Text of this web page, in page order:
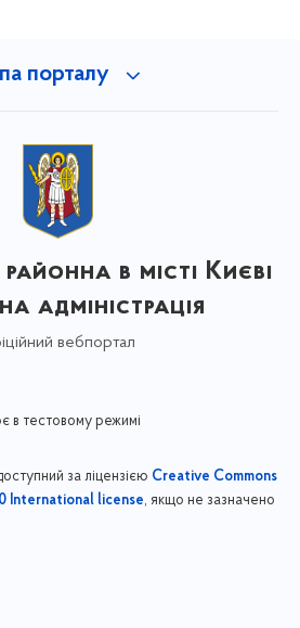
порталу
в місті Києві
адміністрація
вебпортал
в тестовому режимі
за ліцензією Creative Commons
International license, якщо не зазначено